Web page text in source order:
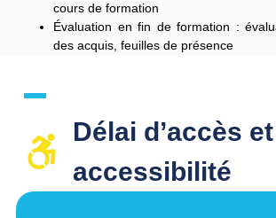
cours de formation
Évaluation en fin de formation :
des acquis, feuilles de présence
Délai d’accès et
accessibilité​